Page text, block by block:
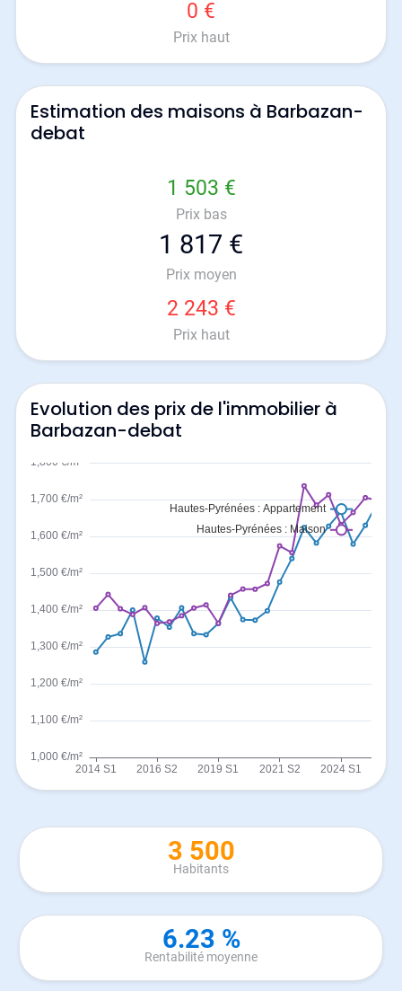
0 €
Prix haut
Estimation des maisons à Barbazan-
debat
1 503 €
Prix bas
1 817 €
Prix moyen
2 243 €
Prix haut
Evolution des prix de l'immobilier à
Barbazan-debat
3 500
Habitants
6.23 %
Rentabilité moyenne